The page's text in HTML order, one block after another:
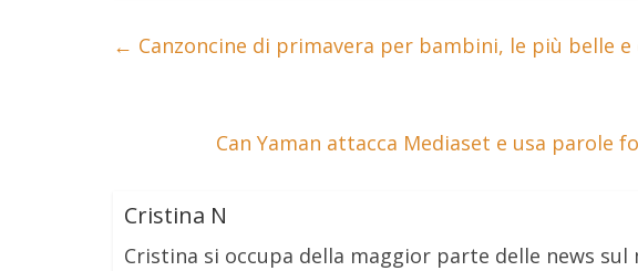
← Canzoncine di primavera per bambini, le più belle
Can Yaman attacca Mediaset e usa parole
Cristina N
Cristina si occupa della maggior parte delle news